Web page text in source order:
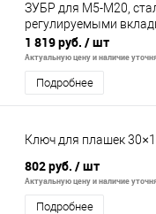
ЗУБР для М5-М20,
регулируемыми
1 819 руб. / шт
Актуальную цену и наличие
Подробнее
Ключ для плашек
802 руб. / шт
Актуальную цену и наличие
Подробнее